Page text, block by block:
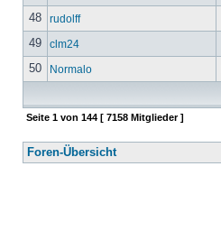
48 rudolff
49 clm24
50 Normalo
Seite 1 von 144 [ 7158 Mitglieder ]
Foren-Übersicht